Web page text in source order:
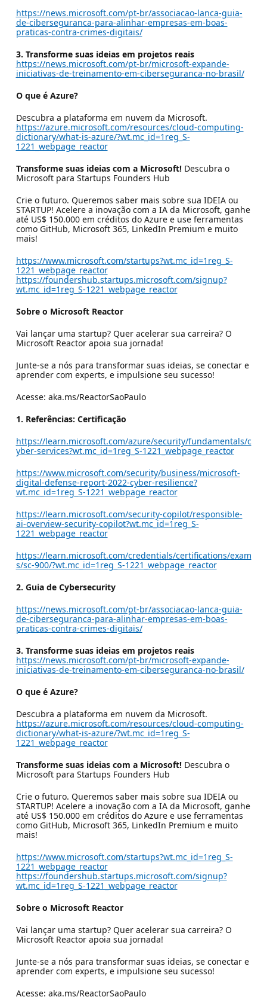
https://news.microsoft.com/pt-br/associacao-lanca-guia-
de-ciberseguranca-para-alinhar-empresas-em-boas-
praticas-contra-crimes-digitais/
3. Transforme suas ideias em projetos reais
https://news.microsoft.com/pt-br/microsoft-expande-
iniciativas-de-treinamento-em-ciberseguranca-no-brasil/
O que é Azure?
Descubra a plataforma em nuvem da Microsoft.
https://azure.microsoft.com/resources/cloud-computing-
dictionary/what-is-azure/?wt.mc_id=1reg_S-
1221_webpage_reactor
Transforme suas ideias com a Microsoft!Descubra o
Microsoft para Startups Founders Hub
Crie o futuro. Queremos saber mais sobre sua IDEIA ou
STARTUP! Acelere a inovação com a IA da Microsoft, ganhe
até US$ 150.000 em créditos do Azure e use ferramentas
como GitHub, Microsoft 365, LinkedIn Premium e muito
mais!
https://www.microsoft.com/startups?wt.mc_id=1reg_S-
1221_webpage_reactor
https://foundershub.startups.microsoft.com/signup?
wt.mc_id=1reg_S-1221_webpage_reactor
Sobre o Microsoft Reactor
Vai lançar uma startup? Quer acelerar sua carreira? O
Microsoft Reactor apoia sua jornada!​
Junte-se a nós para transformar suas ideias, se conectar e
aprender com experts, e impulsione seu sucesso!​
Acesse: aka.ms/ReactorSaoPaulo
1. Referências: Certificação
https://learn.microsoft.com/azure/security/fundamentals/c
yber-services?wt.mc_id=1reg_S-1221_webpage_reactor
https://www.microsoft.com/security/business/microsoft-
digital-defense-report-2022-cyber-resilience?
wt.mc_id=1reg_S-1221_webpage_reactor
https://learn.microsoft.com/security-copilot/responsible-
ai-overview-security-copilot?wt.mc_id=1reg_S-
1221_webpage_reactor
https://learn.microsoft.com/credentials/certifications/exam
s/sc-900/?wt.mc_id=1reg_S-1221_webpage_reactor
2. Guia de Cybersecurity
https://news.microsoft.com/pt-br/associacao-lanca-guia-
de-ciberseguranca-para-alinhar-empresas-em-boas-
praticas-contra-crimes-digitais/
3. Transforme suas ideias em projetos reais
https://news.microsoft.com/pt-br/microsoft-expande-
iniciativas-de-treinamento-em-ciberseguranca-no-brasil/
O que é Azure?
Descubra a plataforma em nuvem da Microsoft.
https://azure.microsoft.com/resources/cloud-computing-
dictionary/what-is-azure/?wt.mc_id=1reg_S-
1221_webpage_reactor
Transforme suas ideias com a Microsoft!Descubra o
Microsoft para Startups Founders Hub
Crie o futuro. Queremos saber mais sobre sua IDEIA ou
STARTUP! Acelere a inovação com a IA da Microsoft, ganhe
até US$ 150.000 em créditos do Azure e use ferramentas
como GitHub, Microsoft 365, LinkedIn Premium e muito
mais!
https://www.microsoft.com/startups?wt.mc_id=1reg_S-
1221_webpage_reactor
https://foundershub.startups.microsoft.com/signup?
wt.mc_id=1reg_S-1221_webpage_reactor
Sobre o Microsoft Reactor
Vai lançar uma startup? Quer acelerar sua carreira? O
Microsoft Reactor apoia sua jornada!​
Junte-se a nós para transformar suas ideias, se conectar e
aprender com experts, e impulsione seu sucesso!​
Acesse: aka.ms/ReactorSaoPaulo